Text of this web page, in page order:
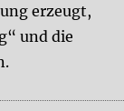
erzeugt,
und die
dem